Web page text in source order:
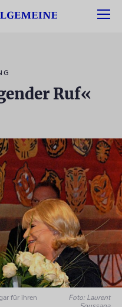
Ruf«
für ihren
Foto: Laurent